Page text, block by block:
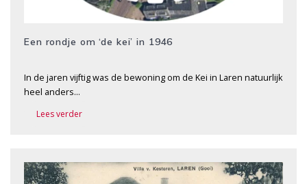
Een rondje om ‘de kei’ in 1946
In de jaren vijftig was de bewoning om de Kei in Laren natuurlijk
heel anders…
Lees verder